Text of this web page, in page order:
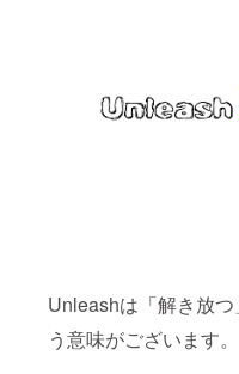
Unleashは「解き放つ
う意味がございます。